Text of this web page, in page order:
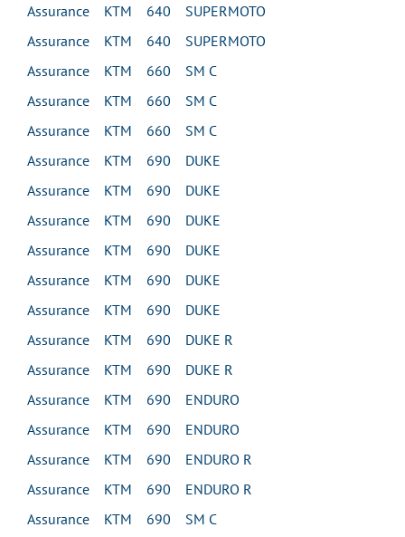
Assurance KTM 640 SUPERMOTO
Assurance KTM 640 SUPERMOTO
Assurance KTM 660 SM C
Assurance KTM 660 SM C
Assurance KTM 660 SM C
Assurance KTM 690 DUKE
Assurance KTM 690 DUKE
Assurance KTM 690 DUKE
Assurance KTM 690 DUKE
Assurance KTM 690 DUKE
Assurance KTM 690 DUKE
Assurance KTM 690 DUKE R
Assurance KTM 690 DUKE R
Assurance KTM 690 ENDURO
Assurance KTM 690 ENDURO
Assurance KTM 690 ENDURO R
Assurance KTM 690 ENDURO R
Assurance KTM 690 SM C